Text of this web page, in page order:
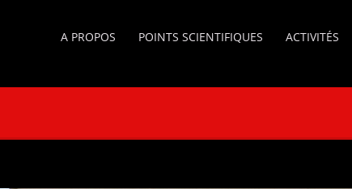
A PROPOS POINTS SCIENTIFIQUES ACTIVITÉS